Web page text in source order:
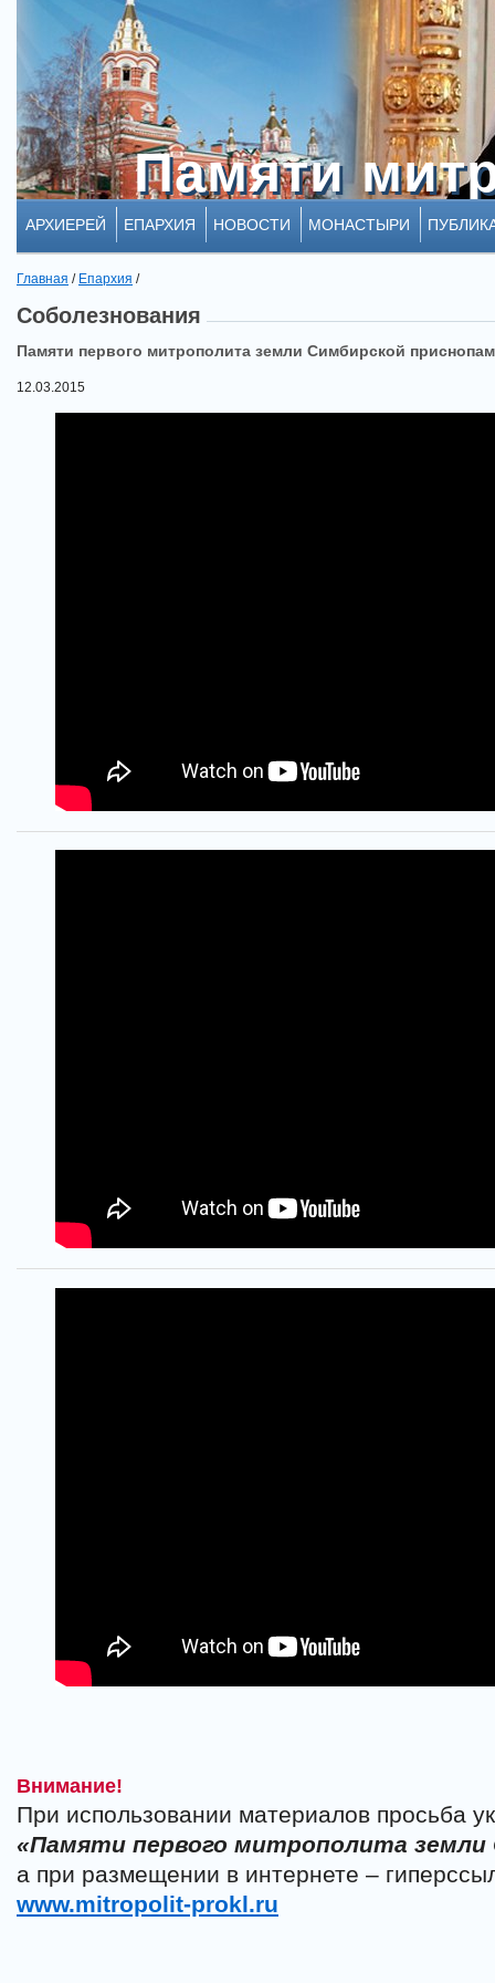
Памяти
Памяти
АРХИЕРЕЙ ЕПАРХИЯ НОВОСТИ МОНАСТЫРИ
Главная / Епархия /
Соболезнования
Памяти первого митрополита земли Симбирской
12.03.2015
Внимание!
При использовании материалов просьба
«Памяти первого митрополита земли
а при размещении в интернете –
www.mitropolit-prokl.ru